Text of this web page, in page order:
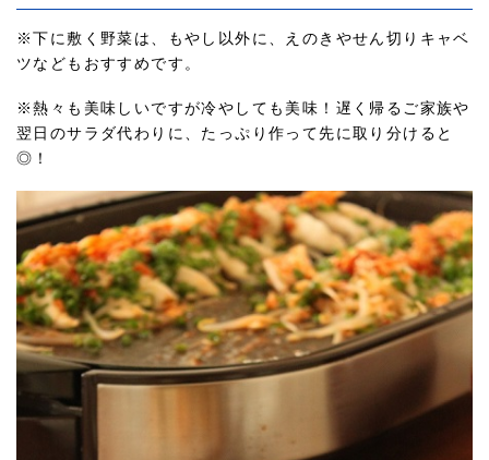
※下に敷く野菜は、もやし以外に、えのきやせん切りキャベ
ツなどもおすすめです。
※熱々も美味しいですが冷やしても美味！遅く帰るご家族や
翌日のサラダ代わりに、たっぷり作って先に取り分けると
◎！